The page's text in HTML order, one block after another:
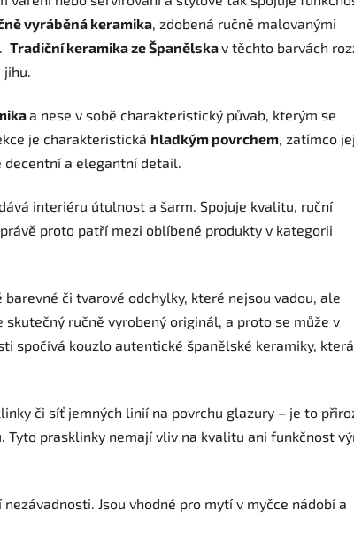
vyráběná keramika, zdobená ručně malovanými
Tradiční keramika ze Španělskav těchto barvách
jihu.
a nese v sobě charakteristický půvab, kterým se
je charakteristická hladkým povrchem, zatímco
decentní a elegantní detail.
interiéru útulnost a šarm. Spojuje kvalitu, ruční
proto patří mezi oblíbené produkty v kategorii
či tvarové odchylky, které nejsou vadou, ale
ručně vyrobený originál, a proto se může v
spočívá kouzlo autentické španělské keramiky, která
či síť jemných linií na povrchu glazury – je to
prasklinky nemají vliv na kvalitu ani funkčnost
Jsou vhodné pro mytí v myčce nádobí a